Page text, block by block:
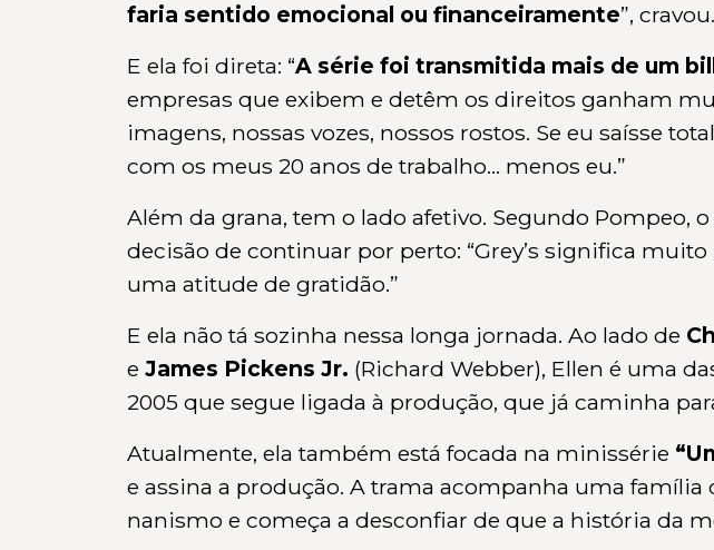
faria sentido emocional ou financeiramente”, cravou.
E ela foi direta: “A série foi transmitida mais de um
empresas que exibem e detêm os direitos ganham
imagens, nossas vozes, nossos rostos. Se eu saísse
com os meus 20 anos de trabalho... menos eu.”
Além da grana, tem o lado afetivo. Segundo Pompeo,
decisão de continuar por perto: “Grey’s significa
uma atitude de gratidão.”
E ela não tá sozinha nessa longa jornada. Ao lado de
e James Pickens Jr. (Richard Webber), Ellen é uma
2005 que segue ligada à produção, que já caminha
Atualmente, ela também está focada na minissérie
e assina a produção. A trama acompanha uma
nanismo e começa a desconfiar de que a história da